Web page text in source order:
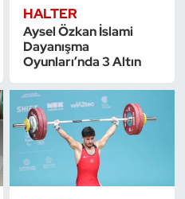
HALTER
Aysel Özkan İslami
Dayanışma
Oyunları’nda 3 Altın